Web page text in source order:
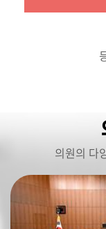
의원의 다